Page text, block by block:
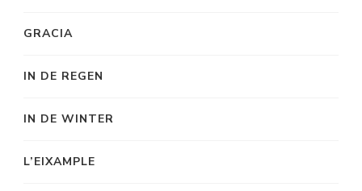
GRACIA
IN DE REGEN
IN DE WINTER
L’EIXAMPLE